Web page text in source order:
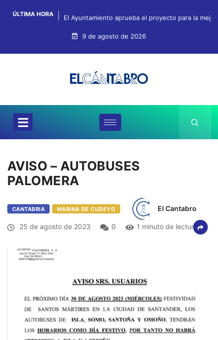
ÚLTIMA HORA El Ayuntamiento aprueba el proyecto para la
9 de agosto de 2026
AVISO – AUTOBUSES
PALOMERA
CANTABRIA MARINA DE CUDEYO El Cantabro
25 de agosto de 2023 0 1 minuto de lectura